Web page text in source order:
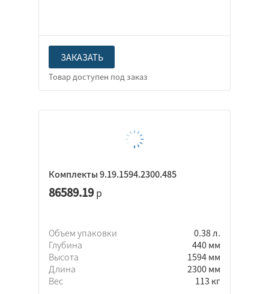
ЗАКАЗАТЬ
Комплекты 9.19.1594.2300.485
86589.19р
Объем упаковки
0.38 л.
Глубина
440 мм
Высота
1594 мм
Длина
2300 мм
Вес
113 кг